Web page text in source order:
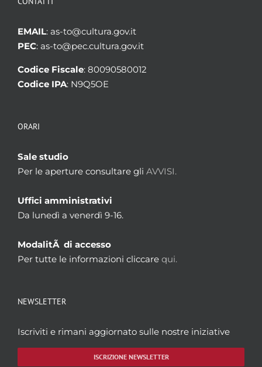
EMAIL: as-to@cultura.gov.it
PEC: as-to@pec.cultura.gov.it
Codice Fiscale: 80090580012
Codice IPA: N9Q5OE
ORARI
Sale studio
Per le aperture consultare gli AVVISI.
Uffici amministrativi
Da lunedì a venerdì 9-16.
ModalitÃ di accesso
Per tutte le informazioni cliccare qui.
NEWSLETTER
Iscriviti e rimani aggiornato sulle nostre iniziative
ISCRIZIONE NEWSLETTER